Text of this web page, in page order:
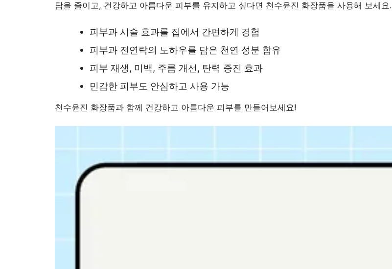
담을 줄이고, 건강하고 아름다운 피부를 유지하고 싶다면 천수윤진 화장품을 사용해 보세요.
피부과 시술 효과를 집에서 간편하게 경험
피부과 전연락의 노하우를 담은 천연 성분 함유
피부 재생, 미백, 주름 개선, 탄력 증진 효과
민감한 피부도 안심하고 사용 가능
천수윤진 화장품과 함께 건강하고 아름다운 피부를 만들어보세요!